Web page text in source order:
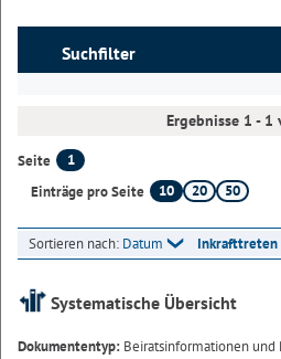
Suchfilter
Ergebnisse 1 - 1
Seite
1
Einträge pro Seite
10 20 50
Sortieren nach: Datum Inkrafttreten
Systematische Übersicht
Dokumententyp: Beiratsinformationen und